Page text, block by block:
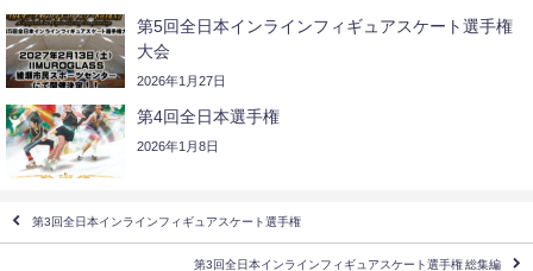
第5回全日本インラインフィギュアスケート選手権
大会
2026年1月27日
第4回全日本選手権
2026年1月8日
第3回全日本インラインフィギュアスケート選手権
第3回全日本インラインフィギュアスケート選手権 総集編